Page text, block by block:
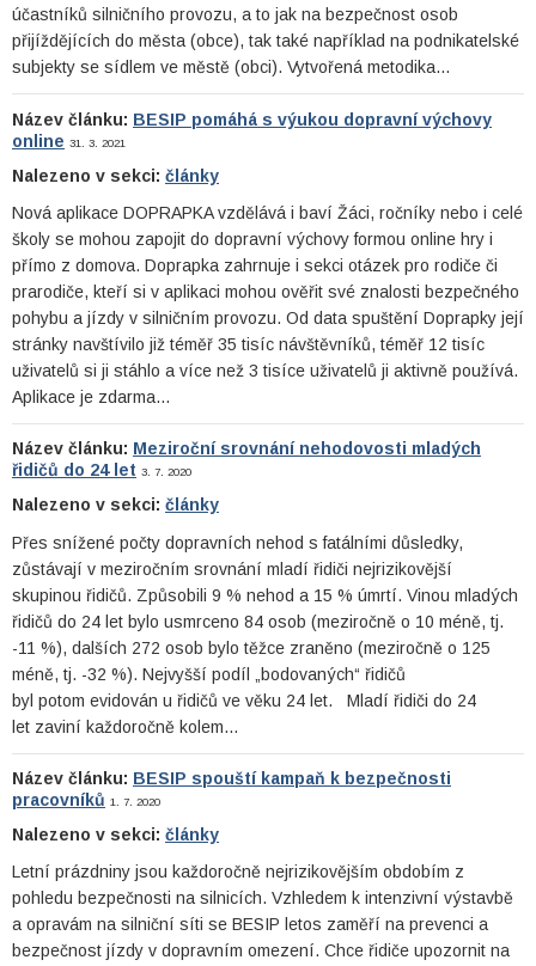
účastníků silničního provozu, a to jak na bezpečnost osob
přijíždějících do města (obce), tak také například na podnikatelské
subjekty se sídlem ve městě (obci). Vytvořená metodika…
Název článku: BESIP pomáhá s výukou dopravní výchovy
online 31. 3. 2021
Nalezeno v sekci: články
Nová aplikace DOPRAPKA vzdělává i baví Žáci, ročníky nebo i celé
školy se mohou zapojit do dopravní výchovy formou online hry i
přímo z domova. Doprapka zahrnuje i sekci otázek pro rodiče či
prarodiče, kteří si v aplikaci mohou ověřit své znalosti bezpečného
pohybu a jízdy v silničním provozu. Od data spuštění Doprapky její
stránky navštívilo již téměř 35 tisíc návštěvníků, téměř 12 tisíc
uživatelů si ji stáhlo a více než 3 tisíce uživatelů ji aktivně používá.
Aplikace je zdarma…
Název článku: Meziroční srovnání nehodovosti mladých
řidičů do 24 let 3. 7. 2020
Nalezeno v sekci: články
Přes snížené počty dopravních nehod s fatálními důsledky,
zůstávají v meziročním srovnání mladí řidiči nejrizikovější
skupinou řidičů. Způsobili 9 % nehod a 15 % úmrtí. Vinou mladých
řidičů do 24 let bylo usmrceno 84 osob (meziročně o 10 méně, tj.
-11 %), dalších 272 osob bylo těžce zraněno (meziročně o 125
méně, tj. -32 %). Nejvyšší podíl „bodovaných“ řidičů
byl potom evidován u řidičů ve věku 24 let. Mladí řidiči do 24
let zaviní každoročně kolem…
Název článku: BESIP spouští kampaň k bezpečnosti
pracovníků 1. 7. 2020
Nalezeno v sekci: články
Letní prázdniny jsou každoročně nejrizikovějším obdobím z
pohledu bezpečnosti na silnicích. Vzhledem k intenzivní výstavbě
a opravám na silniční síti se BESIP letos zaměří na prevenci a
bezpečnost jízdy v dopravním omezení. Chce řidiče upozornit na